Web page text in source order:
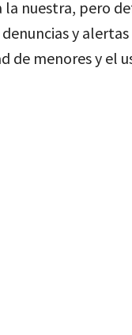
la nuestra, pero
y
de menores y el